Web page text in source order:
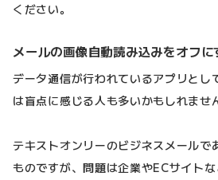
ください。
メールの画像自動読み込みをオフに
データ通信が行われているアプリとし
は盲点に感じる人も多いかもしれませ
テキストオンリーのビジネスメールで
ものですが、問題は企業やECサイト